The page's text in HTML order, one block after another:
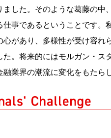
した。そのような葛藤の
事であるということです
があり、多様性が受け容れ
。将来的にはモルガン・
業界の潮流に変化をもたら